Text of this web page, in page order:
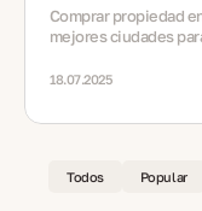
Comprar propiedad
mejores ciudades
18.07.2025
Todos Popular